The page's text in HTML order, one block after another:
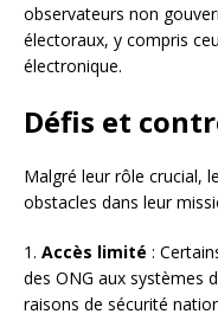
observateurs non
électoraux, y compris
électronique.
Défis et
Malgré leur rôle crucial,
obstacles dans leur
1. Accès limité :
des ONG aux systèmes
raisons de sécurité